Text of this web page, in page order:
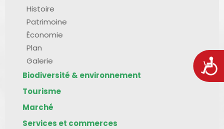
Histoire
Patrimoine
Économie
Plan
Galerie
Biodiversité & environnement
Tourisme
Marché
Services et commerces